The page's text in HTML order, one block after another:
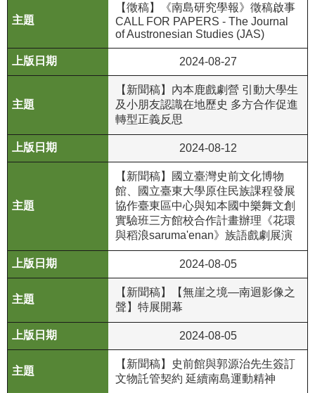
服
性
平
專
區
善
服
務
服
務
信
【徵稿】《南島研究學報》徵稿啟事
CALL FOR PAPERS - The Journal
of Austronesian Studies (JAS)
2024-08-27
【新聞稿】內本鹿戲劇營 引動大學生
及小朋友認識在地歷史 多方合作促進
轉型正義反思
2024-08-12
【新聞稿】國立臺灣史前文化博物
館、國立臺東大學原住民族課程發展
協作臺東區中心與知本國中樂舞文創
實驗班三方館校合作計畫辦理《花環
與稻浪saruma'enan》族語戲劇展演
2024-08-05
【新聞稿】【無崖之境—南迴影像之
聲】特展開幕
2024-08-05
【新聞稿】史前館與郭源治先生簽訂
文物託管契約 延續南島運動精神